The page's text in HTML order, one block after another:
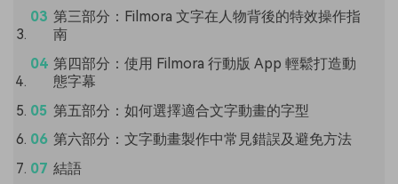
第三部分：Filmora 文字在人物背後的特效操作指
南
第四部分：使用 Filmora 行動版 App 輕鬆打造動
態字幕
第五部分：如何選擇適合文字動畫的字型
第六部分：文字動畫製作中常見錯誤及避免方法
結語